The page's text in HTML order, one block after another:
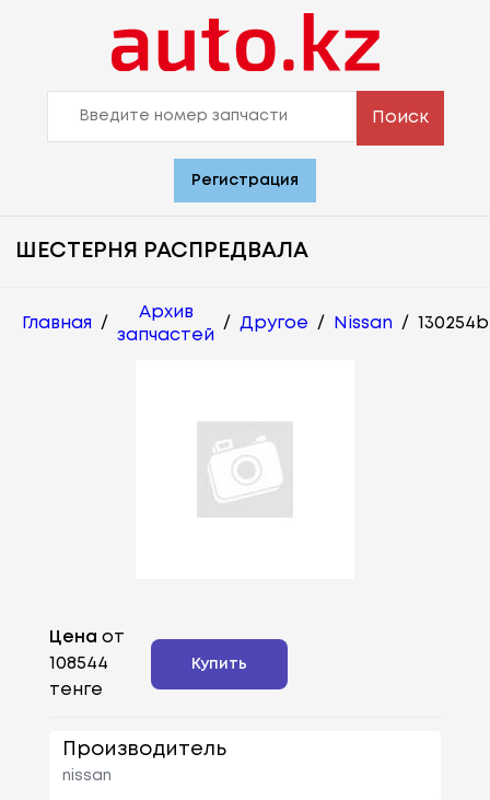
Поиск
Регистрация
ШЕСТЕРНЯ РАСПРЕДВАЛА
Главная /
Архив
запчастей
/ Другое / Nissan /
Цена от
108544
тенге
Купить
Производитель
nissan